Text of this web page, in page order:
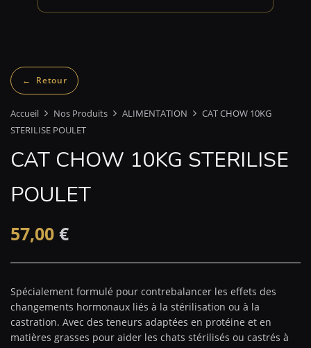
Accueil Nos Produits ALIMENTATION
CAT CHOW 10KG
STERILISE POULET
CAT CHOW 10KG STERILISE
POULET
57,00 €
Spécialement formulé pour contrebalancer les effets des
changements hormonaux liés à la stérilisation ou à la
castration. Avec des teneurs adaptées en protéine et en
matières grasses pour aider les chats stérilisés ou castrés à